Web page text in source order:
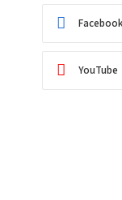
Facebook
YouTube